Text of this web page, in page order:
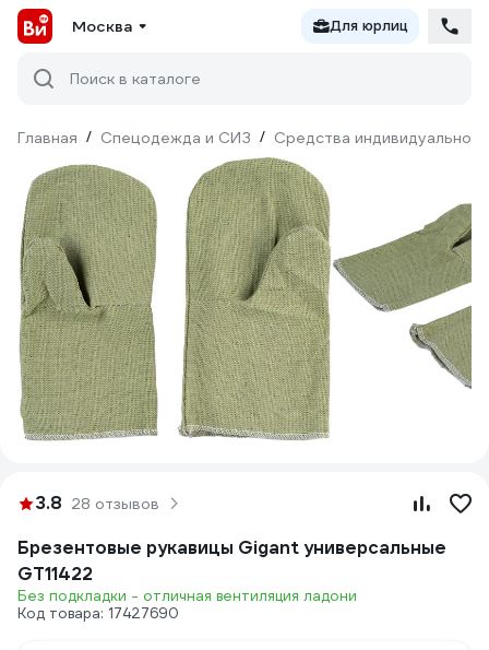
Москва Для юрлиц
Поиск в каталоге
Главная / Спецодежда и СИЗ / Средства индивидуальной
3.8 28 отзывов
Брезентовые рукавицы Gigant универсальные
GT11422
Без подкладки - отличная вентиляция ладони
Код товара: 17427690